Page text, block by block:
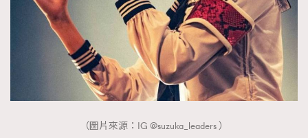
（圖片來源：IG @suzuka_leaders ）